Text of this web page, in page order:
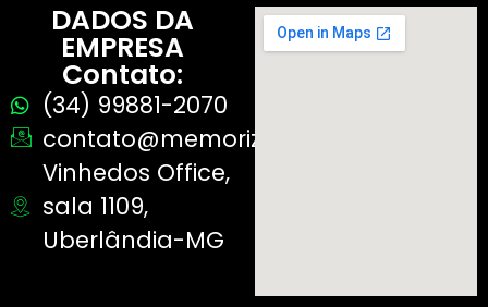
DADOS DA
EMPRESA
Contato:
(34) 99881-2070
contato@memorizaai.com.br
Vinhedos Office,
sala 1109,
Uberlândia-MG